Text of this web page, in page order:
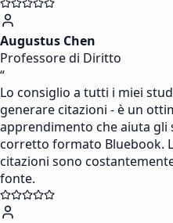
Augustus Chen
Professore di Diritto
“
Lo consiglio a tutti i miei
generare citazioni - è un
apprendimento che aiuta
corretto formato Bluebook.
citazioni sono
fonte.